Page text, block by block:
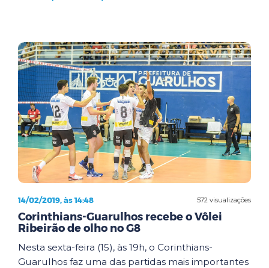
572 visualizações
14/02/2019, às 14:48
Corinthians-Guarulhos recebe o Vôlei
Ribeirão de olho no G8
Nesta sexta-feira (15), às 19h, o Corinthians-
Guarulhos faz uma das partidas mais importantes